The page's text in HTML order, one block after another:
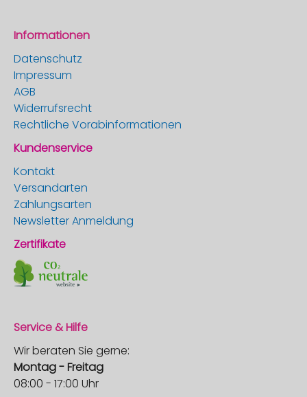
Informationen
Datenschutz
Impressum
AGB
Widerrufsrecht
Rechtliche Vorabinformationen
Kundenservice
Kontakt
Versandarten
Zahlungsarten
Newsletter Anmeldung
Zertifikate
Service & Hilfe
Wir beraten Sie gerne:
Montag - Freitag
08:00 - 17:00 Uhr